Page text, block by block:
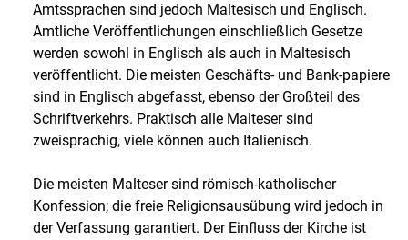
Amtssprachen sind jedoch Maltesisch und Englisch.
Amtliche Veröffentlichungen einschließlich Gesetze
werden sowohl in Englisch als auch in Maltesisch
veröffentlicht. Die meisten Geschäfts- und Bank-papiere
sind in Englisch abgefasst, ebenso der Großteil des
Schriftverkehrs. Praktisch alle Malteser sind
zweisprachig, viele können auch Italienisch.
Die meisten Malteser sind römisch-katholischer
Konfession; die freie Religionsausübung wird jedoch in
der Verfassung garantiert. Der Einfluss der Kirche ist